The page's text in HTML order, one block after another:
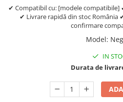
✔ Compatibil cu: [modele
✔ Livrare rapidă din stoc România
confirmare
Model:
IN
Durata de